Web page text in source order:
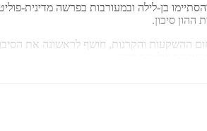
בן-לילה ובמעורבות בפרשה מדינית-
ההון סיכון.
ההשקעות והקרנות, חושף לראשונה את
שלו עד היום.